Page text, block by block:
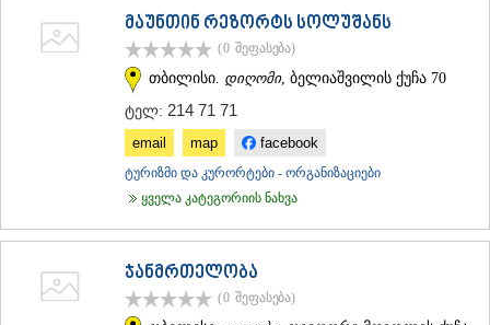
მაუნთინ რეზორტს სოლუშანს
(0 შეფასება)
თბილისი. დიღომი, ბელიაშვილის ქუჩა 70
ტელ: 214 71 71
email map facebook
ტურიზმი და კურორტები - ორგანიზაციები
ყველა კატეგორიის ნახვა
ჯანმრთელობა
(0 შეფასება)